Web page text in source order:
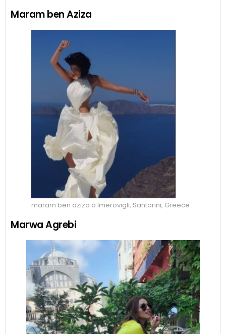
Maram ben Aziza
maram ben aziza à Imerovigli, Santorini, Greece
Marwa Agrebi